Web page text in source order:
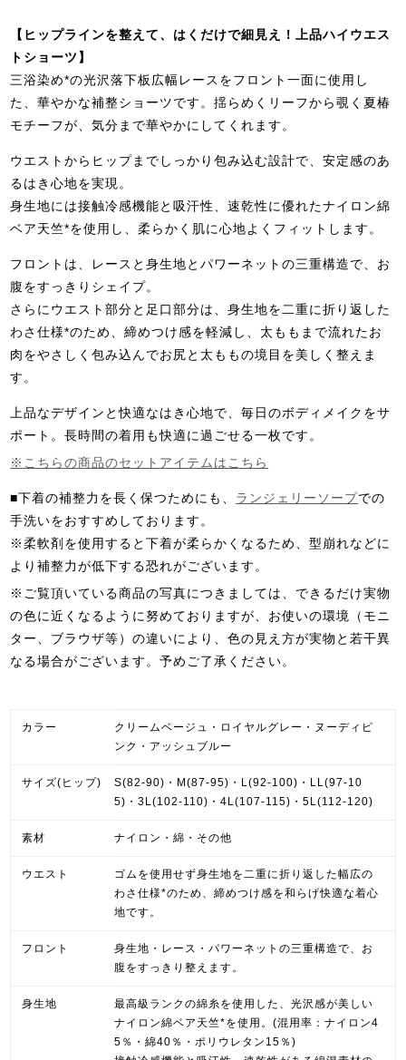
【ヒップラインを整えて、はくだけで細見え！上品ハイウエス
トショーツ】
三浴染め*の光沢落下板広幅レースをフロント一面に使用し
た、華やかな補整ショーツです。揺らめくリーフから覗く夏椿
モチーフが、気分まで華やかにしてくれます。
ウエストからヒップまでしっかり包み込む設計で、安定感のあ
るはき心地を実現。
身生地には接触冷感機能と吸汗性、速乾性に優れたナイロン綿
ベア天竺*を使用し、柔らかく肌に心地よくフィットします。
フロントは、レースと身生地とパワーネットの三重構造で、お
腹をすっきりシェイプ。
さらにウエスト部分と足口部分は、身生地を二重に折り返した
わさ仕様*のため、締めつけ感を軽減し、太ももまで流れたお
肉をやさしく包み込んでお尻と太ももの境目を美しく整えま
す。
上品なデザインと快適なはき心地で、毎日のボディメイクをサ
ポート。長時間の着用も快適に過ごせる一枚です。
※こちらの商品のセットアイテムはこちら
■下着の補整力を長く保つためにも、 ランジェリーソープでの
手洗いをおすすめしております。
※柔軟剤を使用すると下着が柔らかくなるため、型崩れなどに
より補整力が低下する恐れがございます。
※ご覧頂いている商品の写真につきましては、できるだけ実物
の色に近くなるように努めておりますが、お使いの環境（モニ
ター、ブラウザ等）の違いにより、色の見え方が実物と若干異
なる場合がございます。予めご了承ください。
カラー
クリームベージュ・ロイヤルグレー・ヌーディピ
ンク・アッシュブルー
サイズ(ヒップ)
S(82-90)・M(87-95)・L(92-100)・LL(97-10
5)・3L(102-110)・4L(107-115)・5L(112-120)
素材 ナイロン・綿・その他
ウエスト
ゴムを使用せず身生地を二重に折り返した幅広の
わさ仕様*のため、締めつけ感を和らげ快適な着心
地です。
フロント
身生地・レース・パワーネットの三重構造で、お
腹をすっきり整えます。
身生地
最高級ランクの綿糸を使用した、光沢感が美しい
ナイロン綿ベア天竺*を使用。(混用率：ナイロン4
5％・綿40％・ポリウレタン15％)